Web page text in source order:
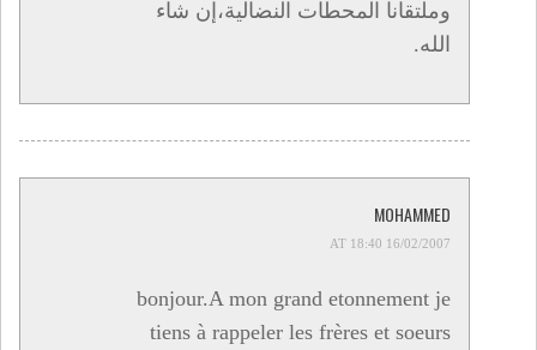
وملتقانا المحطات النضالية،إن شاء
الله.
MOHAMMED
16/02/2007 AT 18:40
bonjour.A mon grand etonnement je
tiens à rappeler les frères et soeurs